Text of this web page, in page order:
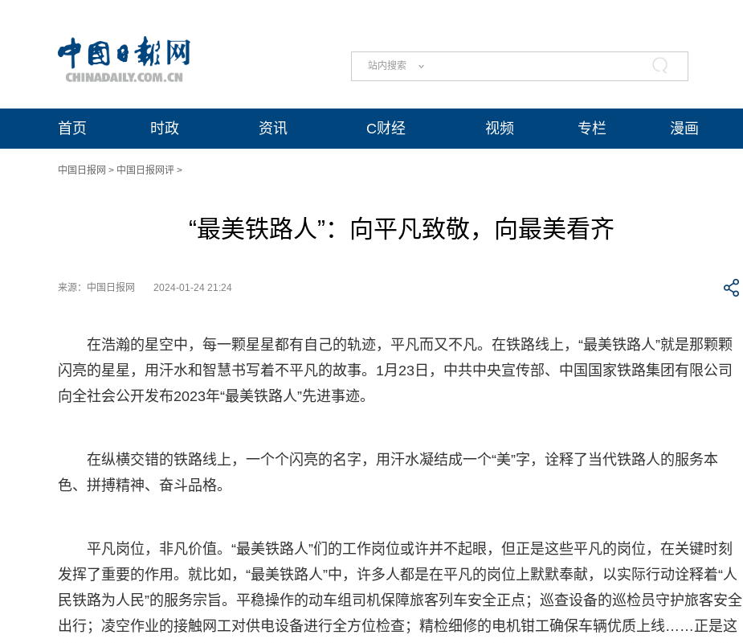
站内搜索
首页 时政 资讯 C财经 视频 专栏 漫画
中国日报网 > 中国日报网评 >
“最美铁路人”：向平凡致敬，向最美看齐
来源：中国日报网 2024-01-24 21:24
在浩瀚的星空中，每一颗星星都有自己的轨迹，平凡而又不凡。在铁路线上，“最美铁路人”就是那颗颗
闪亮的星星，用汗水和智慧书写着不平凡的故事。1月23日，中共中央宣传部、中国国家铁路集团有限公司
向全社会公开发布2023年“最美铁路人”先进事迹。
在纵横交错的铁路线上，一个个闪亮的名字，用汗水凝结成一个“美”字，诠释了当代铁路人的服务本
色、拼搏精神、奋斗品格。
平凡岗位，非凡价值。“最美铁路人”们的工作岗位或许并不起眼，但正是这些平凡的岗位，在关键时刻
发挥了重要的作用。就比如，“最美铁路人”中，许多人都是在平凡的岗位上默默奉献，以实际行动诠释着“人
民铁路为人民”的服务宗旨。平稳操作的动车组司机保障旅客列车安全正点；巡查设备的巡检员守护旅客安全
出行；凌空作业的接触网工对供电设备进行全方位检查；精检细修的电机钳工确保车辆优质上线……正是这